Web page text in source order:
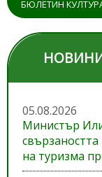
БЮЛЕТИН
05.08.2026
Министър
на туризма